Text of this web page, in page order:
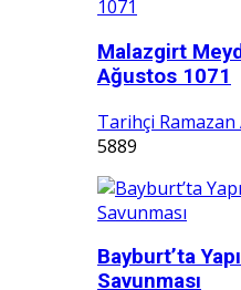
Malazgirt
Ağustos 1071
Tarihçi Ramazan
5889
Bayburt’ta
Savunması